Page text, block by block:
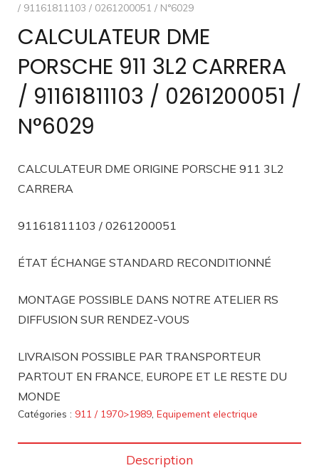
/ 91161811103 / 0261200051 / N°6029
CALCULATEUR DME
PORSCHE 911 3L2 CARRERA
/ 91161811103 / 0261200051 /
N°6029
CALCULATEUR DME ORIGINE PORSCHE 911 3L2
CARRERA
91161811103 / 0261200051
ÉTAT ÉCHANGE STANDARD RECONDITIONNÉ
MONTAGE POSSIBLE DANS NOTRE ATELIER RS
DIFFUSION SUR RENDEZ-VOUS
LIVRAISON POSSIBLE PAR TRANSPORTEUR
PARTOUT EN FRANCE, EUROPE ET LE RESTE DU
MONDE
Catégories : 911 / 1970>1989 Equipement electrique
Description